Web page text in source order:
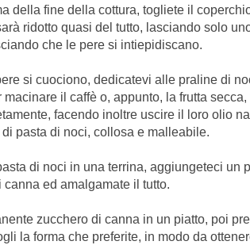
della fine della cottura, togliete il
ridotto quasi del tutto, lasciando solo
che le pere si intiepidiscano.
si cuociono, dedicatevi alle praline di
macinare il caffè o, appunto, la frutta
facendo inoltre uscire il loro olio
pasta di noci, collosa e malleabile.
di noci in una terrina, aggiungeteci
canna ed amalgamate il tutto.
zucchero di canna in un piatto, poi
la forma che preferite, in modo da